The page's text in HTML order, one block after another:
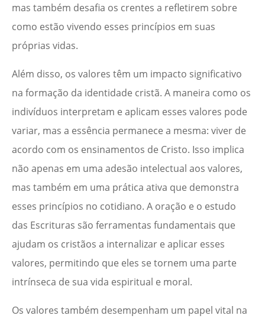
mas também desafia os crentes a refletirem sobre
como estão vivendo esses princípios em suas
próprias vidas.
Além disso, os valores têm um impacto significativo
na formação da identidade cristã. A maneira como os
indivíduos interpretam e aplicam esses valores pode
variar, mas a essência permanece a mesma: viver de
acordo com os ensinamentos de Cristo. Isso implica
não apenas em uma adesão intelectual aos valores,
mas também em uma prática ativa que demonstra
esses princípios no cotidiano. A oração e o estudo
das Escrituras são ferramentas fundamentais que
ajudam os cristãos a internalizar e aplicar esses
valores, permitindo que eles se tornem uma parte
intrínseca de sua vida espiritual e moral.
Os valores também desempenham um papel vital na